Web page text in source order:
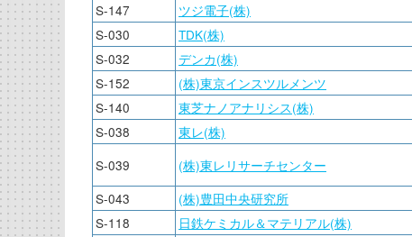
S-147
ツジ電子(株)
S-030
TDK(株)
S-032
デンカ(株)
S-152
(株)東京インスツルメンツ
S-140
東芝ナノアナリシス(株)
S-038
東レ(株)
S-039
(株)東レリサーチセンター
S-043
(株)豊田中央研究所
S-118
日鉄ケミカル＆マテリアル(株)